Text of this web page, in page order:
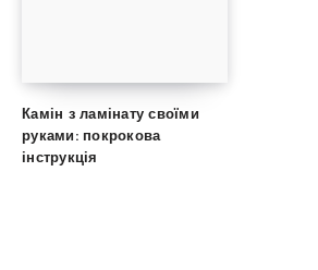
Камін з ламінату своїми
руками: покрокова
інструкція